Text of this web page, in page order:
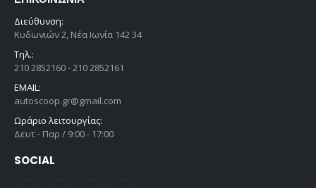
Διεύθυνση:
Κυδωνιών 2, Νέα Ιωνία 142 34
Τηλ.:
210 2852160 - 210 2852161
EMAIL:
autoscoop.gr@gmail.com
Ωράριο λειτουργίας:
Δευτ - Παρ / 9:00 - 17:00
SOCIAL